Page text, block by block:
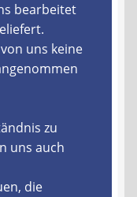
bearbeitet
uns keine
zu
uns auch
die